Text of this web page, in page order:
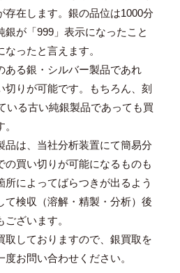
存在します。銀の品位は1000分
銀が「999」表示になったこと
ったと言えます。
ある銀・シルバー製品であれ
切りが可能です。もちろん、刻
いる古い純銀製品であっても買
品は、当社分析装置にて簡易分
の買い切りが可能になるものも
所によってばらつきが出るよう
て検収（溶解・精製・分析）後
ざいます。
取しておりますので、銀買取を
お問い合わせください。